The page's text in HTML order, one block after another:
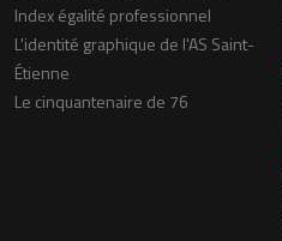
Index égalité professionnel
L'identité graphique de l'AS Saint-
Étienne
Le cinquantenaire de 76